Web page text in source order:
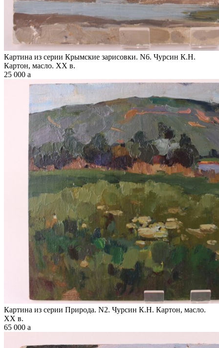
Картина из серии Крымские зарисовки. N6. Чурсин К.Н.
Картон, масло. XX в.
25 000 a
Картина из серии Природа. N2. Чурсин К.Н. Картон, масло.
XX в.
65 000 a